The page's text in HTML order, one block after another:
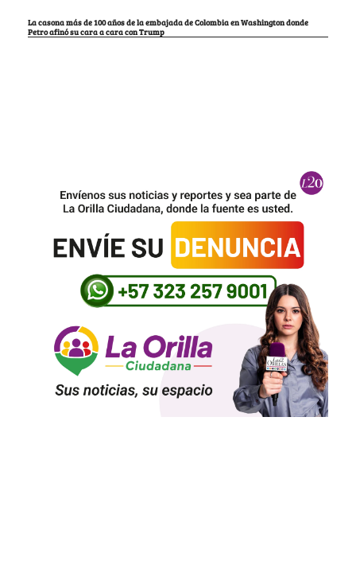
La casona más de 100 años de la embajada de Colombia en Washington donde
Petro afinó su cara a cara con Trump